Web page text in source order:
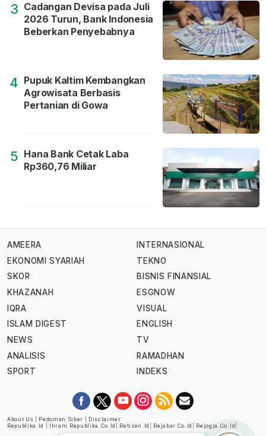
3 Cadangan Devisa pada Juli
2026 Turun, Bank Indonesia
Beberkan Penyebabnya
4 Pupuk Kaltim Kembangkan
Agrowisata Berbasis
Pertanian di Gowa
5 Hana Bank Cetak Laba
Rp360,76 Miliar
AMEERA
EKONOMI SYARIAH
SKOR
KHAZANAH
IQRA
ISLAM DIGEST
NEWS
ANALISIS
SPORT
INTERNASIONAL
TEKNO
BISNIS FINANSIAL
ESGNOW
VISUAL
ENGLISH
TV
RAMADHAN
INDEKS
About Us Pedoman Siber
Disclaimer
Republika.id
Ihram.republika.co.id Retizen.id Rejabar.co.id Rejogja.co.id